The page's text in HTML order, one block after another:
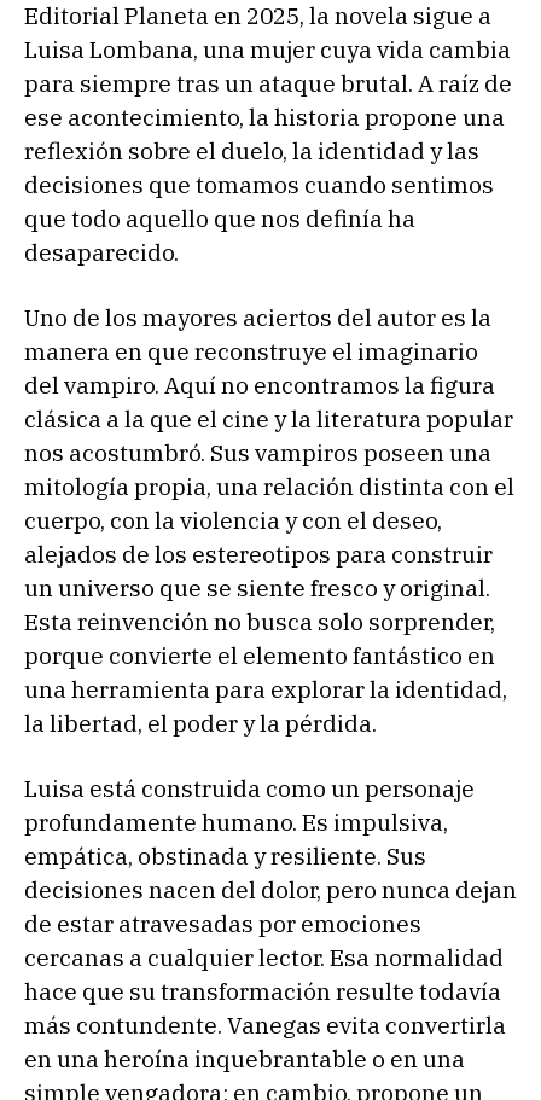
Editorial Planeta en 2025, la novela sigue a
Luisa Lombana, una mujer cuya vida cambia
para siempre tras un ataque brutal. A raíz de
ese acontecimiento, la historia propone una
reflexión sobre el duelo, la identidad y las
decisiones que tomamos cuando sentimos
que todo aquello que nos definía ha
desaparecido.
Uno de los mayores aciertos del autor es la
manera en que reconstruye el imaginario
del vampiro. Aquí no encontramos la figura
clásica a la que el cine y la literatura popular
nos acostumbró. Sus vampiros poseen una
mitología propia, una relación distinta con el
cuerpo, con la violencia y con el deseo,
alejados de los estereotipos para construir
un universo que se siente fresco y original.
Esta reinvención no busca solo sorprender,
porque convierte el elemento fantástico en
una herramienta para explorar la identidad,
la libertad, el poder y la pérdida.
Luisa está construida como un personaje
profundamente humano. Es impulsiva,
empática, obstinada y resiliente. Sus
decisiones nacen del dolor, pero nunca dejan
de estar atravesadas por emociones
cercanas a cualquier lector. Esa normalidad
hace que su transformación resulte todavía
más contundente. Vanegas evita convertirla
en una heroína inquebrantable o en una
simple vengadora; en cambio, propone un